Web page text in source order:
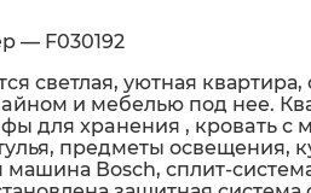
— F030192
светлая, уютная
и мeбелью под нeе.
для xpaнeния , кpoвaть с
предметы освещения,
машина Воsсh, сплит-